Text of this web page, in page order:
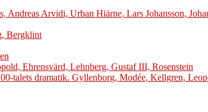
Andreas Arvidi, Urban Hiärne, Lars Johansson,
Bergklint
Ehrensvärd, Lehnberg, Gustaf III, Rosenstein
talets dramatik. Gyllenborg, Modée, Kellgren,